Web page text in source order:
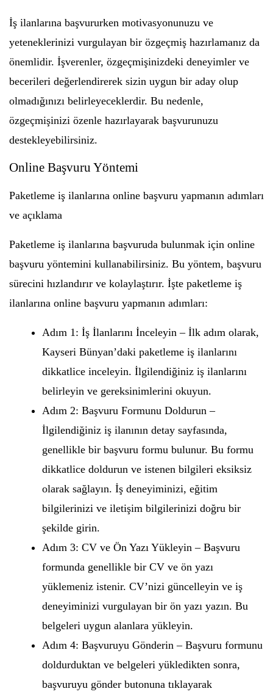
İş ilanlarına başvururken motivasyonunuzu ve
yeteneklerinizi vurgulayan bir özgeçmiş hazırlamanız da
önemlidir. İşverenler, özgeçmişinizdeki deneyimler ve
becerileri değerlendirerek sizin uygun bir aday olup
olmadığınızı belirleyeceklerdir. Bu nedenle,
özgeçmişinizi özenle hazırlayarak başvurunuzu
destekleyebilirsiniz.
Online Başvuru Yöntemi
Paketleme iş ilanlarına online başvuru yapmanın adımları
ve açıklama
Paketleme iş ilanlarına başvuruda bulunmak için online
başvuru yöntemini kullanabilirsiniz. Bu yöntem, başvuru
sürecini hızlandırır ve kolaylaştırır. İşte paketleme iş
ilanlarına online başvuru yapmanın adımları:
Adım 1: İş İlanlarını İnceleyin – İlk adım olarak,
Kayseri Bünyan’daki paketleme iş ilanlarını
dikkatlice inceleyin. İlgilendiğiniz iş ilanlarını
belirleyin ve gereksinimlerini okuyun.
Adım 2: Başvuru Formunu Doldurun –
İlgilendiğiniz iş ilanının detay sayfasında,
genellikle bir başvuru formu bulunur. Bu formu
dikkatlice doldurun ve istenen bilgileri eksiksiz
olarak sağlayın. İş deneyiminizi, eğitim
bilgilerinizi ve iletişim bilgilerinizi doğru bir
şekilde girin.
Adım 3: CV ve Ön Yazı Yükleyin – Başvuru
formunda genellikle bir CV ve ön yazı
yüklemeniz istenir. CV’nizi güncelleyin ve iş
deneyiminizi vurgulayan bir ön yazı yazın. Bu
belgeleri uygun alanlara yükleyin.
Adım 4: Başvuruyu Gönderin – Başvuru formunu
doldurduktan ve belgeleri yükledikten sonra,
başvuruyu gönder butonuna tıklayarak